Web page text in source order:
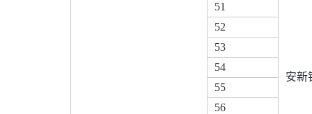
51
安新
52
53
54
55
56